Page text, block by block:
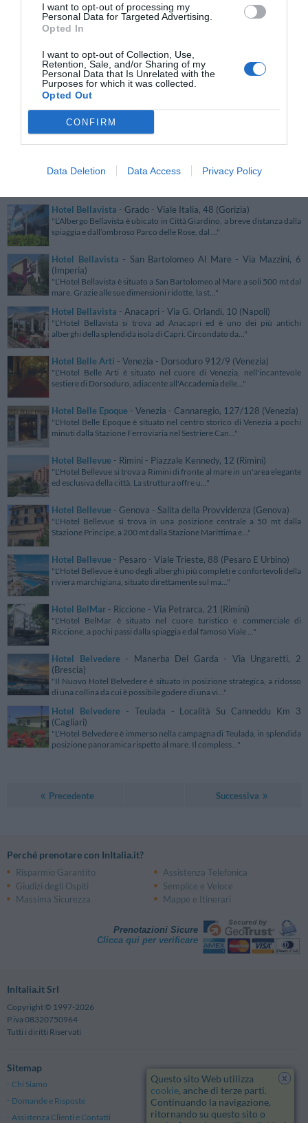
I want to opt-out of processing my
Personal Data for Targeted Advertising.
Opted In
I want to opt-out of Collection, Use,
Retention, Sale, and/or Sharing of my
Personal Data that Is Unrelated with the
Purposes for which it was collected.
Opted Out
CONFIRM
Data Deletion Data Access Privacy Policy
HOTEL BELLA VENEZIA- Latisana - Del Marinaio, 1/3 (Udine)
"Il Bella Venezia, lo storico Hotel di Latisana è una struttura esclusiva
situata a pochi passi dal centro cittadino e a ..."
Hotel Bella Vita- Roma - Piazza Tommaso De Cristoforis, 3
(Roma)
"Situato in posizione ideale nel gradevole quartiere di Casal Bertone,
l’Hotel Bella Vita, di recente costruzione, si pre..."
Hotel Bellariva- Pescara - Viale Riviera, 213 (Pescara)
"L' Hotel Bellariva è situato sulla riviera di Pescara, a pochi passi dalla
spiaggia e a 15 minuti dal centro cittadino, ..."
"L'Hotel Bellavista vanta una splendida posizione panoramica sulla
Hotel Bellavista - Grado - Viale Italia, 48 (Gorizia)
"L’Albergo Bellavista è ubicato in Città Giardino, a breve distanza dalla
spiaggia e dall’ombroso Parco delle Rose, dal ..."
Hotel Bellavista - San Bartolomeo Al Mare - Via Mazzini, 6
(Imperia)
"L’Hotel Bellavista è situato a San Bartolomeo al Mare a soli 500 mt dal
mare. Grazie alle sue dimensioni ridotte, la st..."
Hotel Bellavista - Anacapri - Via G. Orlandi, 10 (Napoli)
"L’Hotel Bellavista si trova ad Anacapri ed è uno dei più antichi
alberghi della splendida isola di Capri. Circondato da..."
Hotel Belle Arti - Venezia - Dorsoduro 912/9 (Venezia)
"L'Hotel Belle Arti è situato nel cuore di Venezia, nell'incantevole
sestiere di Dorsoduro, adiacente all'Accademia delle..."
Hotel Belle Epoque - Venezia - Cannaregio, 127/128 (Venezia)
"L'Hotel Belle Epoque è situato nel centro storico di Venezia a pochi
minuti dalla Stazione Ferroviaria nel Sestriere Can..."
Hotel Bellevue - Rimini - Piazzale Kennedy, 12 (Rimini)
"L'Hotel Bellevue si trova a Rimini di fronte al mare in un'area elegante
ed esclusiva della città. La struttura offre u..."
Hotel Bellevue - Genova - Salita della Provvidenza (Genova)
"L'Hotel Bellevue si trova in una posizione centrale a 50 mt dalla
Stazione Principe, a 200 mt dalla Stazione Marittima e..."
Hotel Bellevue - Pesaro - Viale Trieste, 88 (Pesaro E Urbino)
"L'Hotel Bellevue è uno degli alberghi più completi e confortevoli della
riviera marchigiana, situato direttamente sul ma..."
Hotel BelMar - Riccione - Via Petrarca, 21 (Rimini)
"L'Hotel BelMar è situato nel cuore turistico e commerciale di
Riccione, a pochi passi dalla spiaggia e dal famoso Viale ..."
Hotel Belvedere- Manerba Del Garda - Via Ungaretti, 2
(Brescia)
"Il Nuovo Hotel Belvedere è situato in posizione strategica, a ridosso
di una collina da cui è possibile godere di una vi..."
Hotel Belvedere- Teulada - Località Su Canneddu Km 3
(Cagliari)
"L'Hotel Belvedere è immerso nella campagna di Teulada, in splendida
posizione panoramica rispetto al mare. Il compless..."
Precedente Successiva
Perché prenotare con InItalia.it?
Risparmio Garantito
Assistenza Telefonica
Giudizi degli Ospiti
Semplice e Veloce
Massima Sicurezza
Mappe e Itinerari
Prenotazioni Sicure
Clicca qui per verificare
InItalia.it Srl
Copyright © 1997-2026
P.iva 08320750964
Tutti i diritti Riservati
Sitemap
Chi Siamo
Note Legali
Domande e Risposte
Privacy
Assistenza Clienti e Contatti
Termini e Condizioni generali
x
Questo sito Web utilizza
cookie, anche di terze parti.
Continuando la navigazione,
ritornando su questo sito o